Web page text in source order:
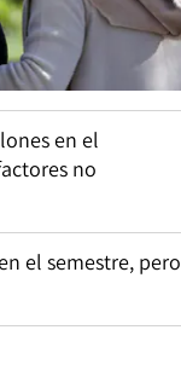
en el
no
el semestre, pero